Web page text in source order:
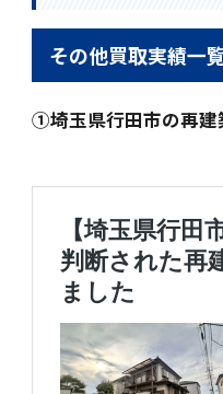
その他買取実績一
①埼玉県行田市の再建